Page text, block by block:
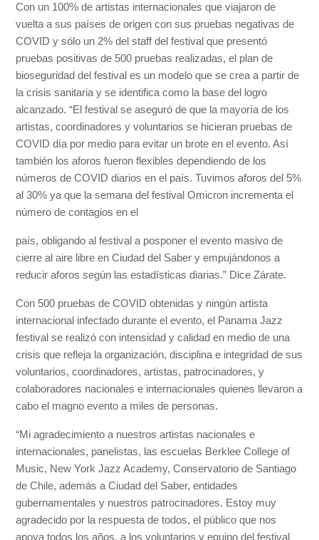
Con un 100% de artistas internacionales que viajaron de
vuelta a sus países de origen con sus pruebas negativas de
COVID y sólo un 2% del staff del festival que presentó
pruebas positivas de 500 pruebas realizadas, el plan de
bioseguridad del festival es un modelo que se crea a partir de
la crisis sanitaria y se identifica como la base del logro
alcanzado. “El festival se aseguró de que la mayoría de los
artistas, coordinadores y voluntarios se hicieran pruebas de
COVID día por medio para evitar un brote en el evento. Así
también los aforos fueron flexibles dependiendo de los
números de COVID diarios en el país. Tuvimos aforos del 5%
al 30% ya que la semana del festival Omicron incrementa el
número de contagios en el
país, obligando al festival a posponer el evento masivo de
cierre al aire libre en Ciudad del Saber y empujándonos a
reducir aforos según las estadísticas diarias.” Dice Zárate.
Con 500 pruebas de COVID obtenidas y ningún artista
internacional infectado durante el evento, el Panama Jazz
festival se realizó con intensidad y calidad en medio de una
crisis que refleja la organización, disciplina e integridad de sus
voluntarios, coordinadores, artistas, patrocinadores, y
colaboradores nacionales e internacionales quienes llevaron a
cabo el magno evento a miles de personas.
“Mi agradecimiento a nuestros artistas nacionales e
internacionales, panelistas, las escuelas Berklee College of
Music, New York Jazz Academy, Conservatorio de Santiago
de Chile, además a Ciudad del Saber, entidades
gubernamentales y nuestros patrocinadores. Estoy muy
agradecido por la respuesta de todos, el público que nos
apoya todos los años, a los voluntarios y equipo del festival